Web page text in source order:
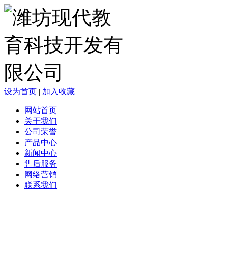
设为首页 | 加入收藏
网站首页
关于我们
公司荣誉
产品中心
新闻中心
售后服务
网络营销
联系我们